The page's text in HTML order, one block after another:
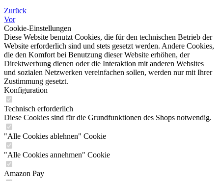
Zurück
Vor
Cookie-Einstellungen
Diese Website benutzt Cookies, die für den technischen Betrieb der
Website erforderlich sind und stets gesetzt werden. Andere Cookies,
die den Komfort bei Benutzung dieser Website erhöhen, der
Direktwerbung dienen oder die Interaktion mit anderen Websites
und sozialen Netzwerken vereinfachen sollen, werden nur mit Ihrer
Zustimmung gesetzt.
Konfiguration
Technisch erforderlich
Diese Cookies sind für die Grundfunktionen des Shops notwendig.
"Alle Cookies ablehnen" Cookie
"Alle Cookies annehmen" Cookie
Amazon Pay